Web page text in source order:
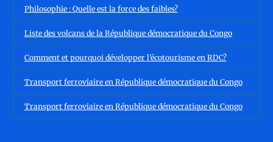
Philosophie : Quelle est la force des faibles?
Liste des volcans de la République démocratique du Congo
Comment et pourquoi développer l’écotourisme en RDC?
Transport ferroviaire en République démocratique du Congo
Transport ferroviaire en République démocratique du Congo